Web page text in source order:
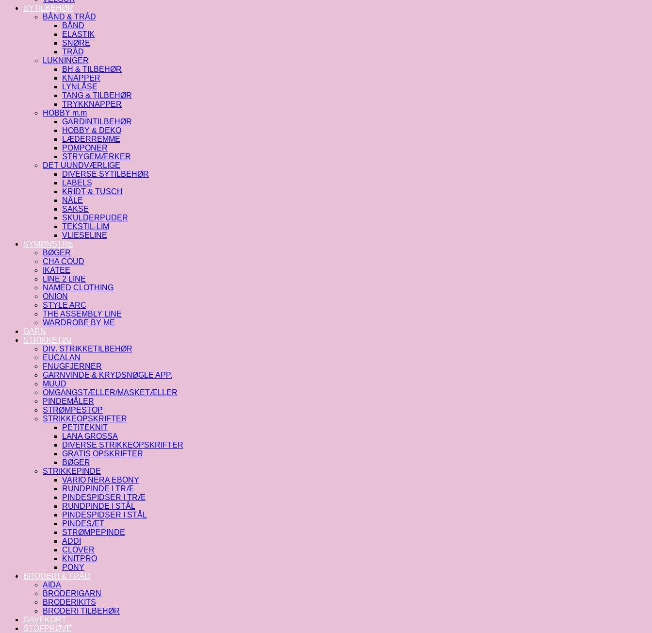
SYTILBEHØR
BÅND & TRÅD
BÅND
ELASTIK
SNØRE
TRÅD
LUKNINGER
BH & TILBEHØR
KNAPPER
LYNLÅSE
TANG & TILBEHØR
TRYKKNAPPER
HOBBY m.m
GARDINTILBEHØR
HOBBY & DEKO
LÆDERREMME
POMPONER
STRYGEMÆRKER
DET UUNDVÆRLIGE
DIVERSE SYTILBEHØR
LABELS
KRIDT & TUSCH
NÅLE
SAKSE
SKULDERPUDER
TEKSTIL-LIM
VLIESELINE
SYMØNSTRE
BØGER
CHA COUD
IKATEE
LINE 2 LINE
NAMED CLOTHING
ONION
STYLE ARC
THE ASSEMBLY LINE
WARDROBE BY ME
GARN
STRIKKETØJ
DIV. STRIKKETILBEHØR
EUCALAN
FNUGFJERNER
GARNVINDE & KRYDSNØGLE APP.
MUUD
OMGANGSTÆLLER/MASKETÆLLER
PINDEMÅLER
STRØMPESTOP
STRIKKEOPSKRIFTER
PETITEKNIT
LANA GROSSA
DIVERSE STRIKKEOPSKRIFTER
GRATIS OPSKRIFTER
BØGER
STRIKKEPINDE
VARIO NERA EBONY
RUNDPINDE I TRÆ
PINDESPIDSER I TRÆ
RUNDPINDE I STÅL
PINDESPIDSER I STÅL
PINDESÆT
STRØMPEPINDE
ADDI
CLOVER
KNITPRO
PONY
BRODERI & TRÅD
AIDA
BRODERIGARN
BRODERIKITS
BRODERI TILBEHØR
GAVEKORT
STOFPRØVE